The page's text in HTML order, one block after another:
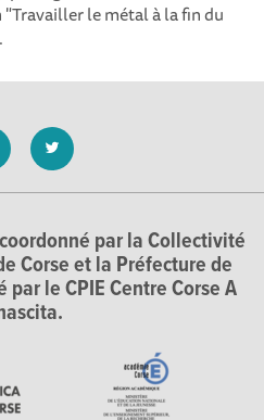
le métal à la fin du
par la Collectivité
Corse et la Préfecture de
le CPIE Centre Corse A